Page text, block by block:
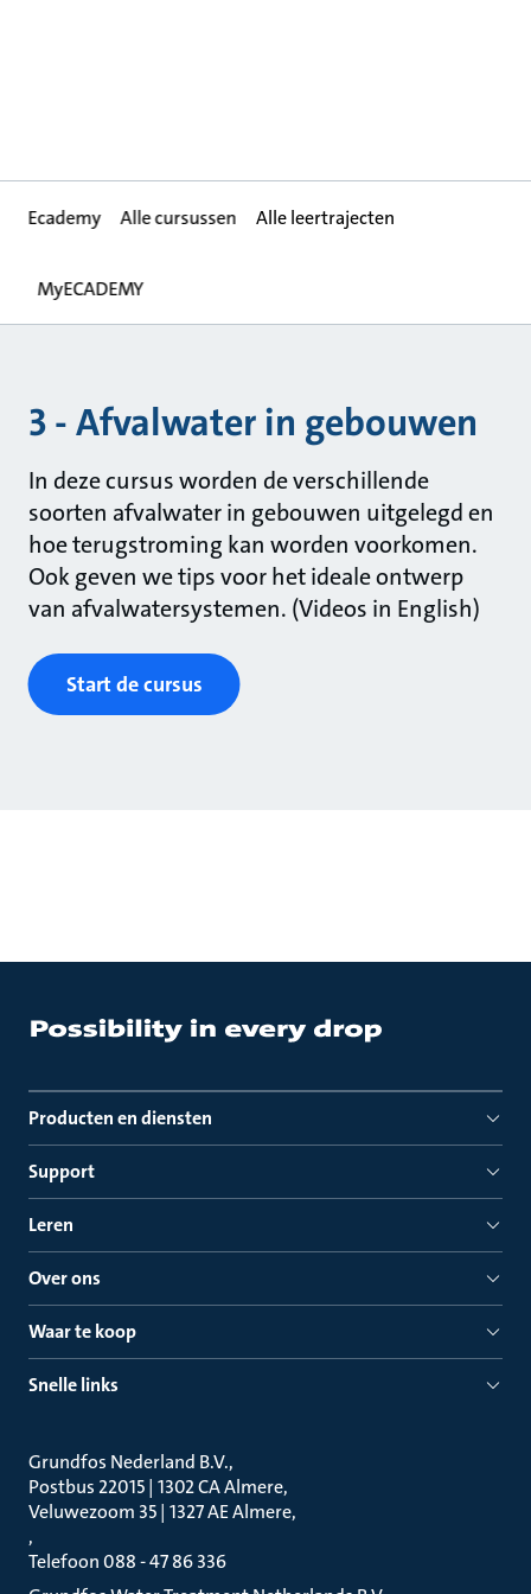
Ecademy Alle cursussen Alle leertrajecten
MyECADEMY
3 - Afvalwater in gebouwen
In deze cursus worden de verschillende
soorten afvalwater in gebouwen uitgelegd en
hoe terugstroming kan worden voorkomen.
Ook geven we tips voor het ideale ontwerp
van afvalwatersystemen. (Videos in English)
Start de cursus
Producten en diensten
Support
Leren
Over ons
Waar te koop
Snelle links
Grundfos Nederland B.V.
Postbus 22015 | 1302 CA Almere
Veluwezoom 35 | 1327 AE Almere
Telefoon 088 - 47 86 336